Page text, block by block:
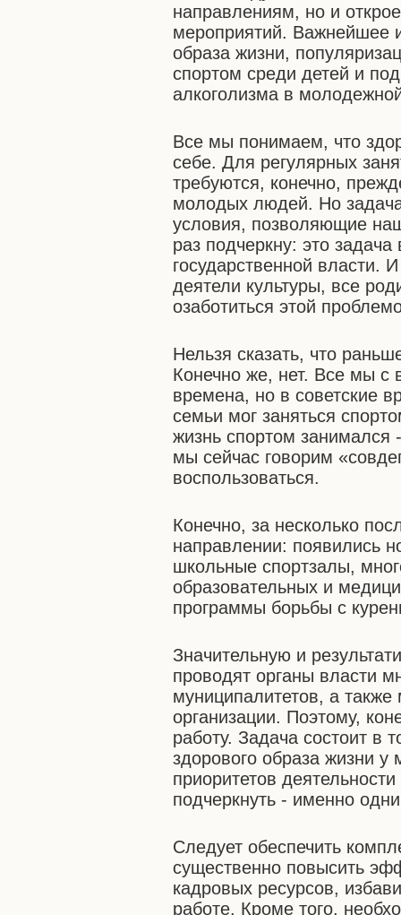
направлениям, но и
мероприятий. Важнейшее
образа жизни,
спортом среди детей и
алкоголизма в
Все мы понимаем, что
себе. Для регулярных
требуются, конечно,
молодых людей. Но
условия, позволяющие
раз подчеркну: это
государственной власти.
деятели культуры, все
озаботиться этой
Нельзя сказать, что
Конечно же, нет. Все мы с
времена, но в советские
семьи мог заняться
жизнь спортом занимался
мы сейчас говорим
воспользоваться.
Конечно, за несколько
направлении: появились
школьные спортзалы,
образовательных и
программы борьбы с
Значительную и
проводят органы власти
муниципалитетов, а
организации. Поэтому,
работу. Задача состоит в
здорового образа жизни
приоритетов
подчеркнуть - именно
Следует обеспечить
существенно повысить
кадровых ресурсов,
работе. Кроме того,